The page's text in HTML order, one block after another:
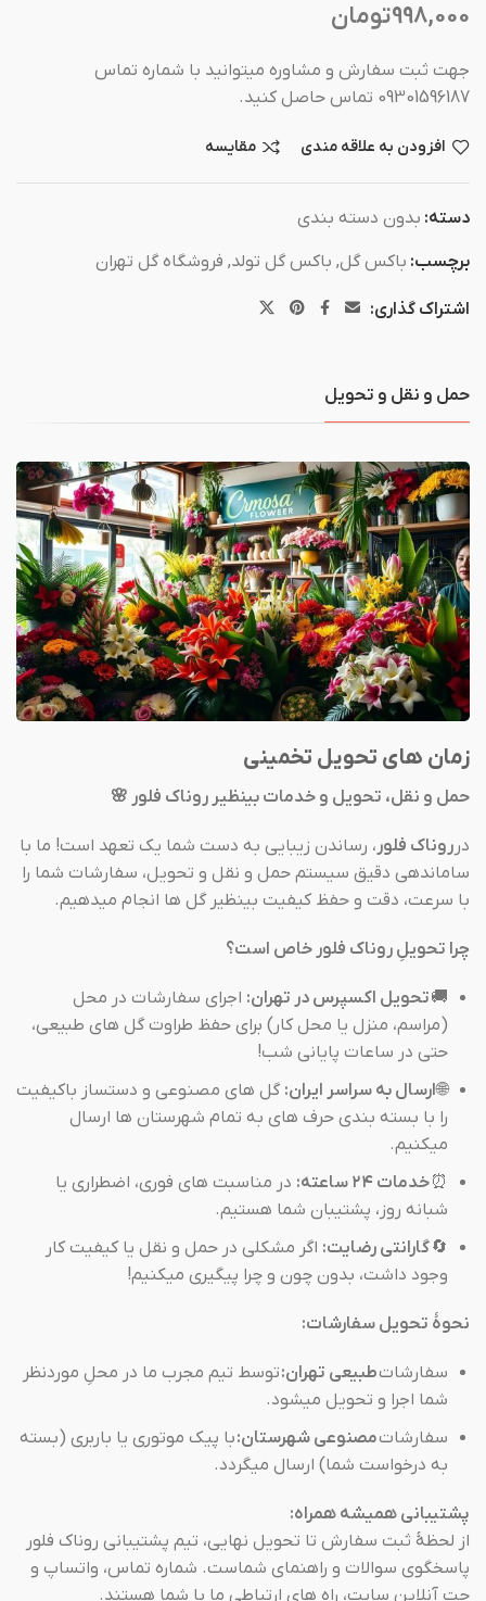
998,000تومان
جهت ثبت سفارش و مشاوره میتوانید با شماره تماس
09301596187 تماس حاصل کنید.
افزودن به علاقه مندی مقایسه
دسته: بدون دسته بندی
برچسب: باکس گل, باکس گل تولد, فروشگاه گل تهران
اشتراک گذاری:
حمل و نقل و تحویل
زمان های تحویل تخمینی
حمل و نقل، تحویل و خدمات بینظیر روناک فلور 🌸
در روناک فلور ، رساندن زیبایی به دست شما یک تعهد است! ما با
ساماندهی دقیق سیستم حمل و نقل و تحویل، سفارشات شما را
با سرعت، دقت و حفظ کیفیت بینظیر گل ها انجام میدهیم.
چرا تحویلِ روناک فلور خاص است؟
🚚تحویل اکسپرس در تهران: اجرای سفارشات در محل
(مراسم، منزل یا محل کار) برای حفظ طراوت گل های طبیعی،
حتی در ساعات پایانی شب!
🌐ارسال به سراسر ایران: گل های مصنوعی و دستساز باکیفیت
را با بسته بندی حرف های به تمام شهرستان ها ارسال
میکنیم.
⏰خدمات ۲۴ ساعته:
در مناسبت های فوری، اضطراری یا
شبانه روز، پشتیبان شما هستیم.
🔄گارانتی رضایت: اگر مشکلی در حمل و نقل یا کیفیت کار
وجود داشت، بدون چون و چرا پیگیری میکنیم!
نحوهٔ تحویل سفارشات:
سفارشاتطبیعی تهران:توسط تیم مجرب ما در محلِ موردنظر
شما اجرا و تحویل میشود.
سفارشاتمصنوعی شهرستان:با پیک موتوری یا باربری (بسته
به درخواست شما) ارسال میگردد.
پشتیبانی همیشه همراه:
از لحظهٔ ثبت سفارش تا تحویل نهایی، تیم پشتیبانی روناک فلور
پاسخگوی سوالات و راهنمای شماست. شماره تماس، واتساپ و
چت آنلاین سایت، راه های ارتباطی ما با شما هستند.